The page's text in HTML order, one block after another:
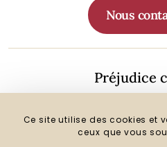
Nous
Préjudice
Autres
Ce site utilise des cookies et
ceux que vous